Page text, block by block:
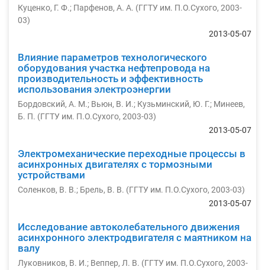
Куценко, Г. Ф.; Парфенов, А. А. (ГГТУ им. П.О.Сухого, 2003-
03)
2013-05-07
Влияние параметров технологического
оборудования участка нефтепровода на
производительность и эффективность
использования электроэнергии
Бордовский, А. М.; Вьюн, В. И.; Кузьминский, Ю. Г.; Минеев,
Б. П. (ГГТУ им. П.О.Сухого, 2003-03)
2013-05-07
Электромеханические переходные процессы в
асинхронных двигателях с тормозными
устройствами
Соленков, В. В.; Брель, В. В. (ГГТУ им. П.О.Сухого, 2003-03)
2013-05-07
Исследование автоколебательного движения
асинхронного электродвигателя с маятником на
валу
Луковников, В. И.; Веппер, Л. В. (ГГТУ им. П.О.Сухого, 2003-